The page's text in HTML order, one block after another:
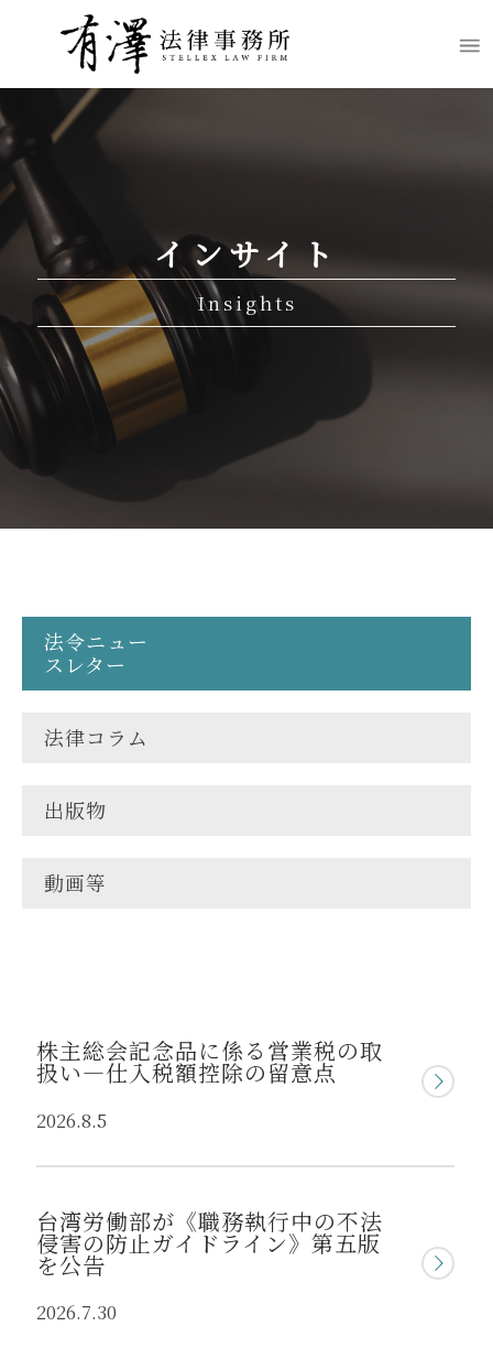
インサイト
Insights
法令ニュー
スレター
法律コラム
出版物
動画等
株主総会記念品に係る営業税の取
扱い―仕入税額控除の留意点
2026.8.5
台湾労働部が《職務執行中の不法
侵害の防止ガイドライン》第五版
を公告
2026.7.30